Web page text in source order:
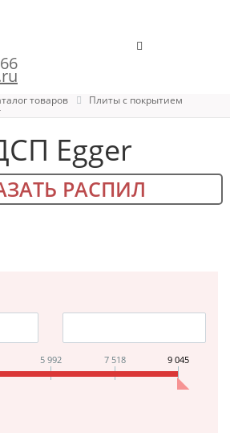
товаров
Плиты с покрытием
Egger
РАСПИЛ
5 992 7 518 9 045